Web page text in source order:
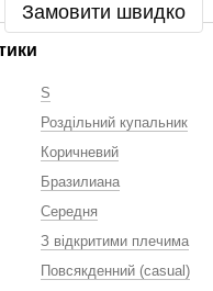
Замовити швидко
S
Роздільний купальник
Коричневий
Бразилиана
Середня
З відкритими плечима
Повсякденний (casual)